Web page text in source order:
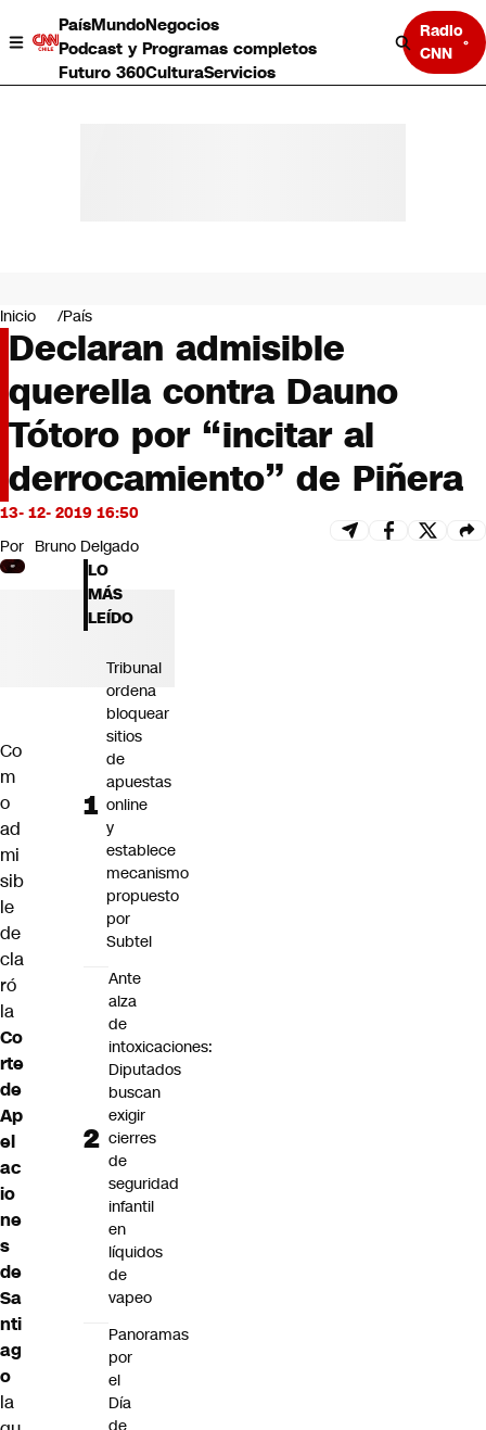
PaísMundoNegocios
Podcast y Programas completos
Futuro 360CulturaServicios
Radio
CNN
Negocios
Deportes
Programas completos
Cultura
Servicios
Bits
CNN tiempo
Futuro 360
Inicio País
Declaran admisible
querella contra Dauno
Tótoro por “incitar al
derrocamiento” de Piñera
13- 12- 2019 16:50
Por Bruno Delgado
Co
m
o
ad
mi
sib
le
de
cla
ró
la
Co
rte
de
Ap
el
ac
io
ne
s
de
Sa
nti
ag
o
la
LO
MÁS
LEÍDO
Tribunal
ordena
bloquear
sitios
de
apuestas
online
y
establece
mecanismo
propuesto
por
Subtel
Ante
alza
de
intoxicaciones:
Diputados
buscan
exigir
cierres
de
seguridad
infantil
en
líquidos
de
vapeo
Panoramas
por
el
Día
de